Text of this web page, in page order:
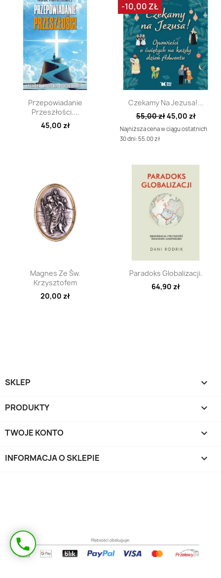
Szybki podgląd
Przepowiadanie
Przeszłości....
45,00 zł
Szybki podgląd
Czekamy Na Jezusa!...
55,00 zł45,00 zł
Najniższa cena w ciągu ostatnich
30 dni: 55.00 zł
-10,00 ZŁ
Szybki podgląd
Magnes Ze Św.
Krzysztofem
20,00 zł
Szybki podgląd
Paradoks Globalizacji.
64,90 zł
SKLEP 
PRODUKTY 
TWOJE KONTO 
INFORMACJA O SKLEPIE keyboard_arrow_down
Masz pytanie?
Oddzwonimy!
phone